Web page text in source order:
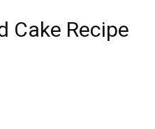
Cake Recipe